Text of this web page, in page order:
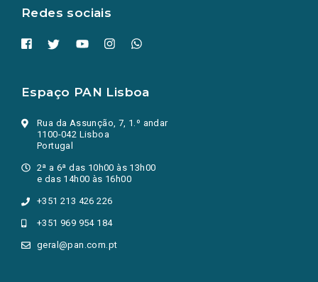
Redes sociais
Espaço PAN Lisboa
Rua da Assunção, 7, 1.º andar
1100-042 Lisboa
Portugal
2ª a 6ª das 10h00 às 13h00
e das 14h00 às 16h00
+351 213 426 226
+351 969 954 184
geral@pan.com.pt